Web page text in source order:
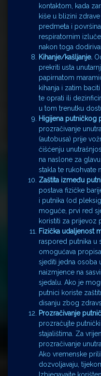
kontaktom, kada
kiše u blizini
predmeta i
respiratornim
nakon toga
Kihanje/kašljanje.
prekriti usta
papirnatom
kihanja i zatim
te oprati ili
u tom trenutku
Higijena putničkog
prozračivanje
(autobusa) prije
čišćenju
na naslone za
stakla te rukohvate
Zaštita između
postava fizičke
i putnika (od
moguće, prvi red
koristiti za prijevoz
Fizička udaljenost
raspored putnika u
omogućava
sjediti jedna osoba
naizmjence na
sjedalu. Ako je
putnici koriste
disanju zbog
Prozračivanje
prozračujte
stajalištima. Za
prozračivanje
Ako vremenske
dozvoljavaju,
Izbjegavajte